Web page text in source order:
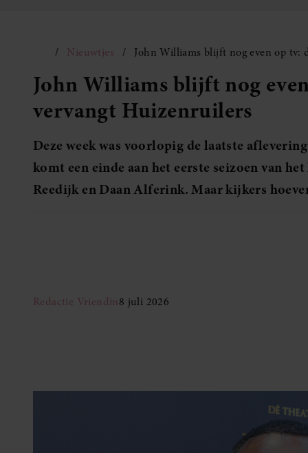
Nieuwtjes John Williams blijft nog even op tv:
John Williams blijft nog
vervangt Huizenruilers
Deze week was voorlopig de laatste
komt een einde aan het eerste seizoen van
Reedijk en Daan Alferink. Maar kijkers
Redactie Vriendin8 juli 2026